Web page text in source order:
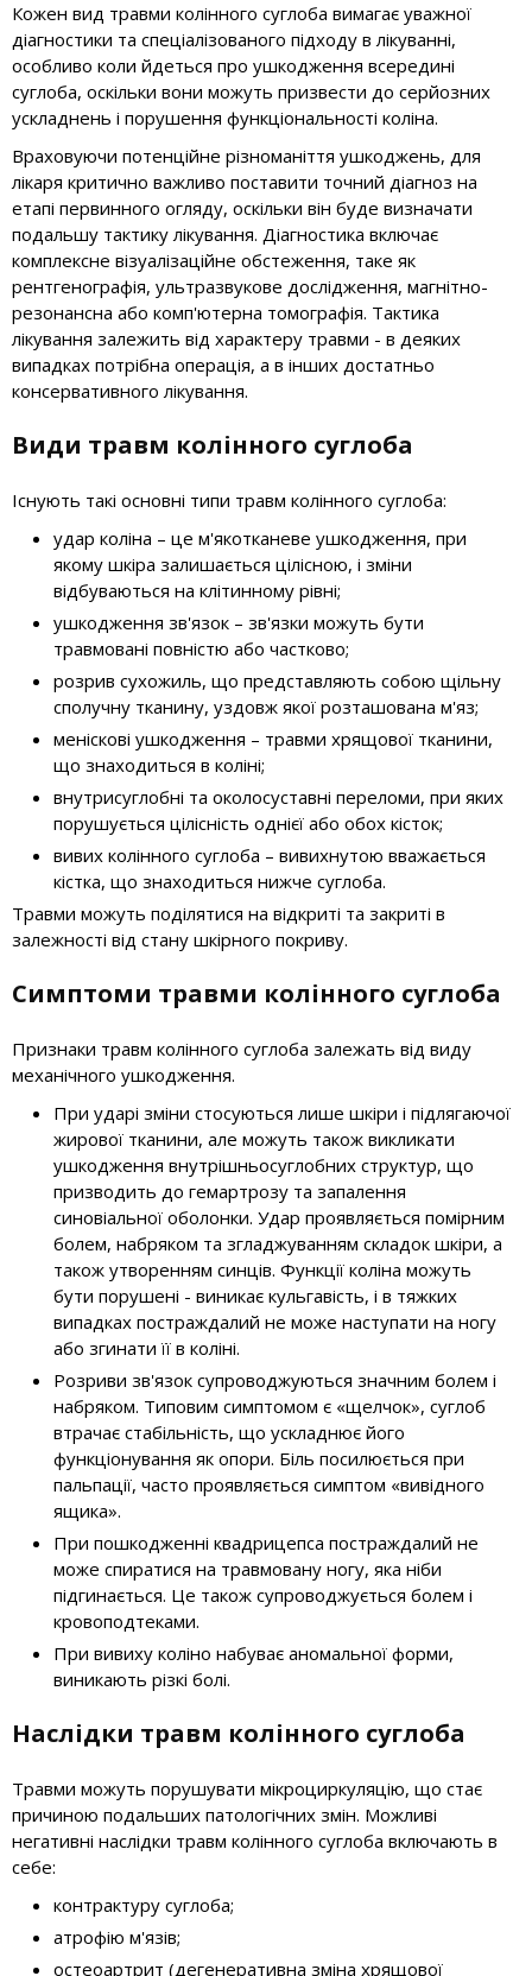
Кожен вид травми колінного суглоба вимагає уважної
діагностики та спеціалізованого підходу в лікуванні,
особливо коли йдеться про ушкодження всередині
суглоба, оскільки вони можуть призвести до серйозних
ускладнень і порушення функціональності коліна.
Враховуючи потенційне різноманіття ушкоджень, для
лікаря критично важливо поставити точний діагноз на
етапі первинного огляду, оскільки він буде визначати
подальшу тактику лікування. Діагностика включає
комплексне візуалізаційне обстеження, таке як
рентгенографія, ультразвукове дослідження, магнітно-
резонансна або комп'ютерна томографія. Тактика
лікування залежить від характеру травми - в деяких
випадках потрібна операція, а в інших достатньо
консервативного лікування.
Види травм колінного суглоба
Існують такі основні типи травм колінного суглоба:
удар коліна – це м'якотканеве ушкодження, при
якому шкіра залишається цілісною, і зміни
відбуваються на клітинному рівні;
ушкодження зв'язок – зв'язки можуть бути
травмовані повністю або частково;
розрив сухожиль, що представляють собою щільну
сполучну тканину, уздовж якої розташована м'яз;
меніскові ушкодження – травми хрящової тканини,
що знаходиться в коліні;
внутрисуглобні та околосуставні переломи, при яких
порушується цілісність однієї або обох кісток;
вивих колінного суглоба – вивихнутою вважається
кістка, що знаходиться нижче суглоба.
Травми можуть поділятися на відкриті та закриті в
залежності від стану шкірного покриву.
Симптоми травми колінного суглоба
Признаки травм колінного суглоба залежать від виду
механічного ушкодження.
При ударі зміни стосуються лише шкіри і підлягаючої
жирової тканини, але можуть також викликати
ушкодження внутрішньосуглобних структур, що
призводить до гемартрозу та запалення
синовіальної оболонки. Удар проявляється помірним
болем, набряком та згладжуванням складок шкіри, а
також утворенням синців. Функції коліна можуть
бути порушені - виникає кульгавість, і в тяжких
випадках постраждалий не може наступати на ногу
або згинати її в коліні.
Розриви зв'язок супроводжуються значним болем і
набряком. Типовим симптомом є «щелчок», суглоб
втрачає стабільність, що ускладнює його
функціонування як опори. Біль посилюється при
пальпації, часто проявляється симптом «вивідного
ящика».
При пошкодженні квадрицепса постраждалий не
може спиратися на травмовану ногу, яка ніби
підгинається. Це також супроводжується болем і
кровоподтеками.
При вивиху коліно набуває аномальної форми,
виникають різкі болі.
Наслідки травм колінного суглоба
Травми можуть порушувати мікроциркуляцію, що стає
причиною подальших патологічних змін. Можливі
негативні наслідки травм колінного суглоба включають в
себе:
контрактуру суглоба;
атрофію м'язів;
остеоартрит (дегенеративна зміна хрящової